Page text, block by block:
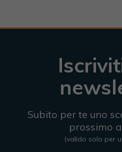
Subito per te uno
prossimo
(valido solo per